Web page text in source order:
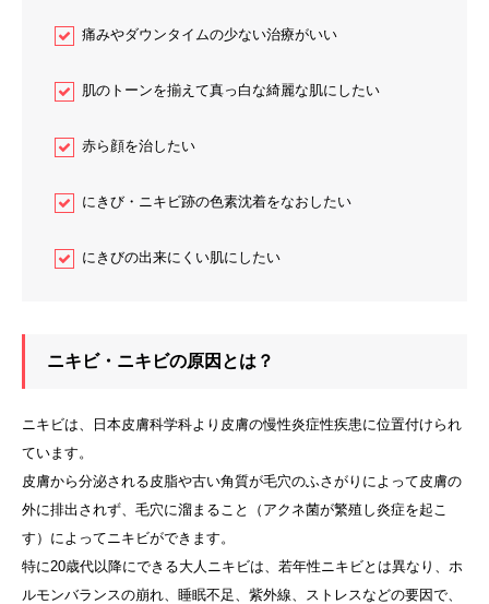
痛みやダウンタイムの少ない治療がいい
肌のトーンを揃えて真っ白な綺麗な肌にしたい
赤ら顔を治したい
にきび・ニキビ跡の色素沈着をなおしたい
にきびの出来にくい肌にしたい
ニキビ・ニキビの原因とは？
ニキビは、日本皮膚科学科より皮膚の慢性炎症性疾患に位置付けられ
ています。
皮膚から分泌される皮脂や古い角質が毛穴のふさがりによって皮膚の
外に排出されず、毛穴に溜まること（アクネ菌が繁殖し炎症を起こ
す）によってニキビができます。
特に20歳代以降にできる大人ニキビは、若年性ニキビとは異なり、ホ
ルモンバランスの崩れ、睡眠不足、紫外線、ストレスなどの要因で、